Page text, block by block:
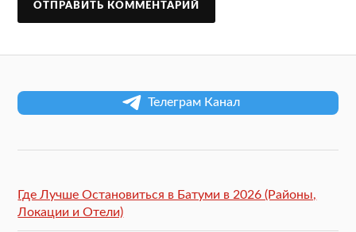
Телеграм Канал
Где Лучше Остановиться в Батуми в 2026 (Районы,
Локации и Отели)